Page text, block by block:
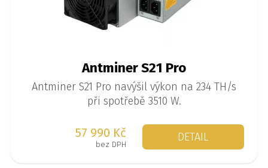
Antminer S21 Pro
Antminer S21 Pro navýšil výkon na 234 TH/s
při spotřebě 3510 W.
57 990 Kč
bez DPH
DETAIL